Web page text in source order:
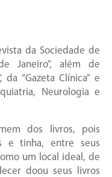
da Sociedade de
Janeiro”, além de
da “Gazeta Clínica” e
Neurologia e
dos livros, pois
e tinha, entre seus
um local ideal, de
doou seus livros